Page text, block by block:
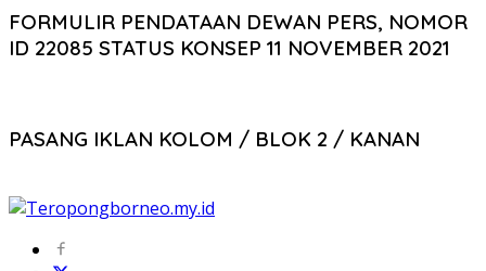
FORMULIR PENDATAAN DEWAN PERS, NOMOR
ID 22085 STATUS KONSEP 11 NOVEMBER 2021
PASANG IKLAN KOLOM / BLOK 2 / KANAN